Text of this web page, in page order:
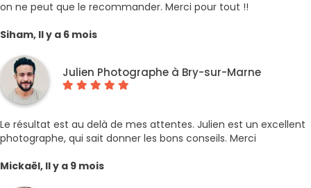
on ne peut que le recommander. Merci pour tout !!
Siham, Il y a 6 mois
Julien Photographe à Bry-sur-Marne
Le résultat est au delà de mes attentes. Julien est un excellent
photographe, qui sait donner les bons conseils. Merci
Mickaël, Il y a 9 mois